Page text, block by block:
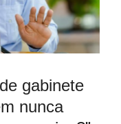
gabinete
nunca